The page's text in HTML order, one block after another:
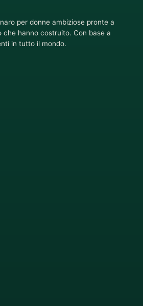
per donne ambiziose pronte a
che hanno costruito. Con base a
in tutto il mondo.